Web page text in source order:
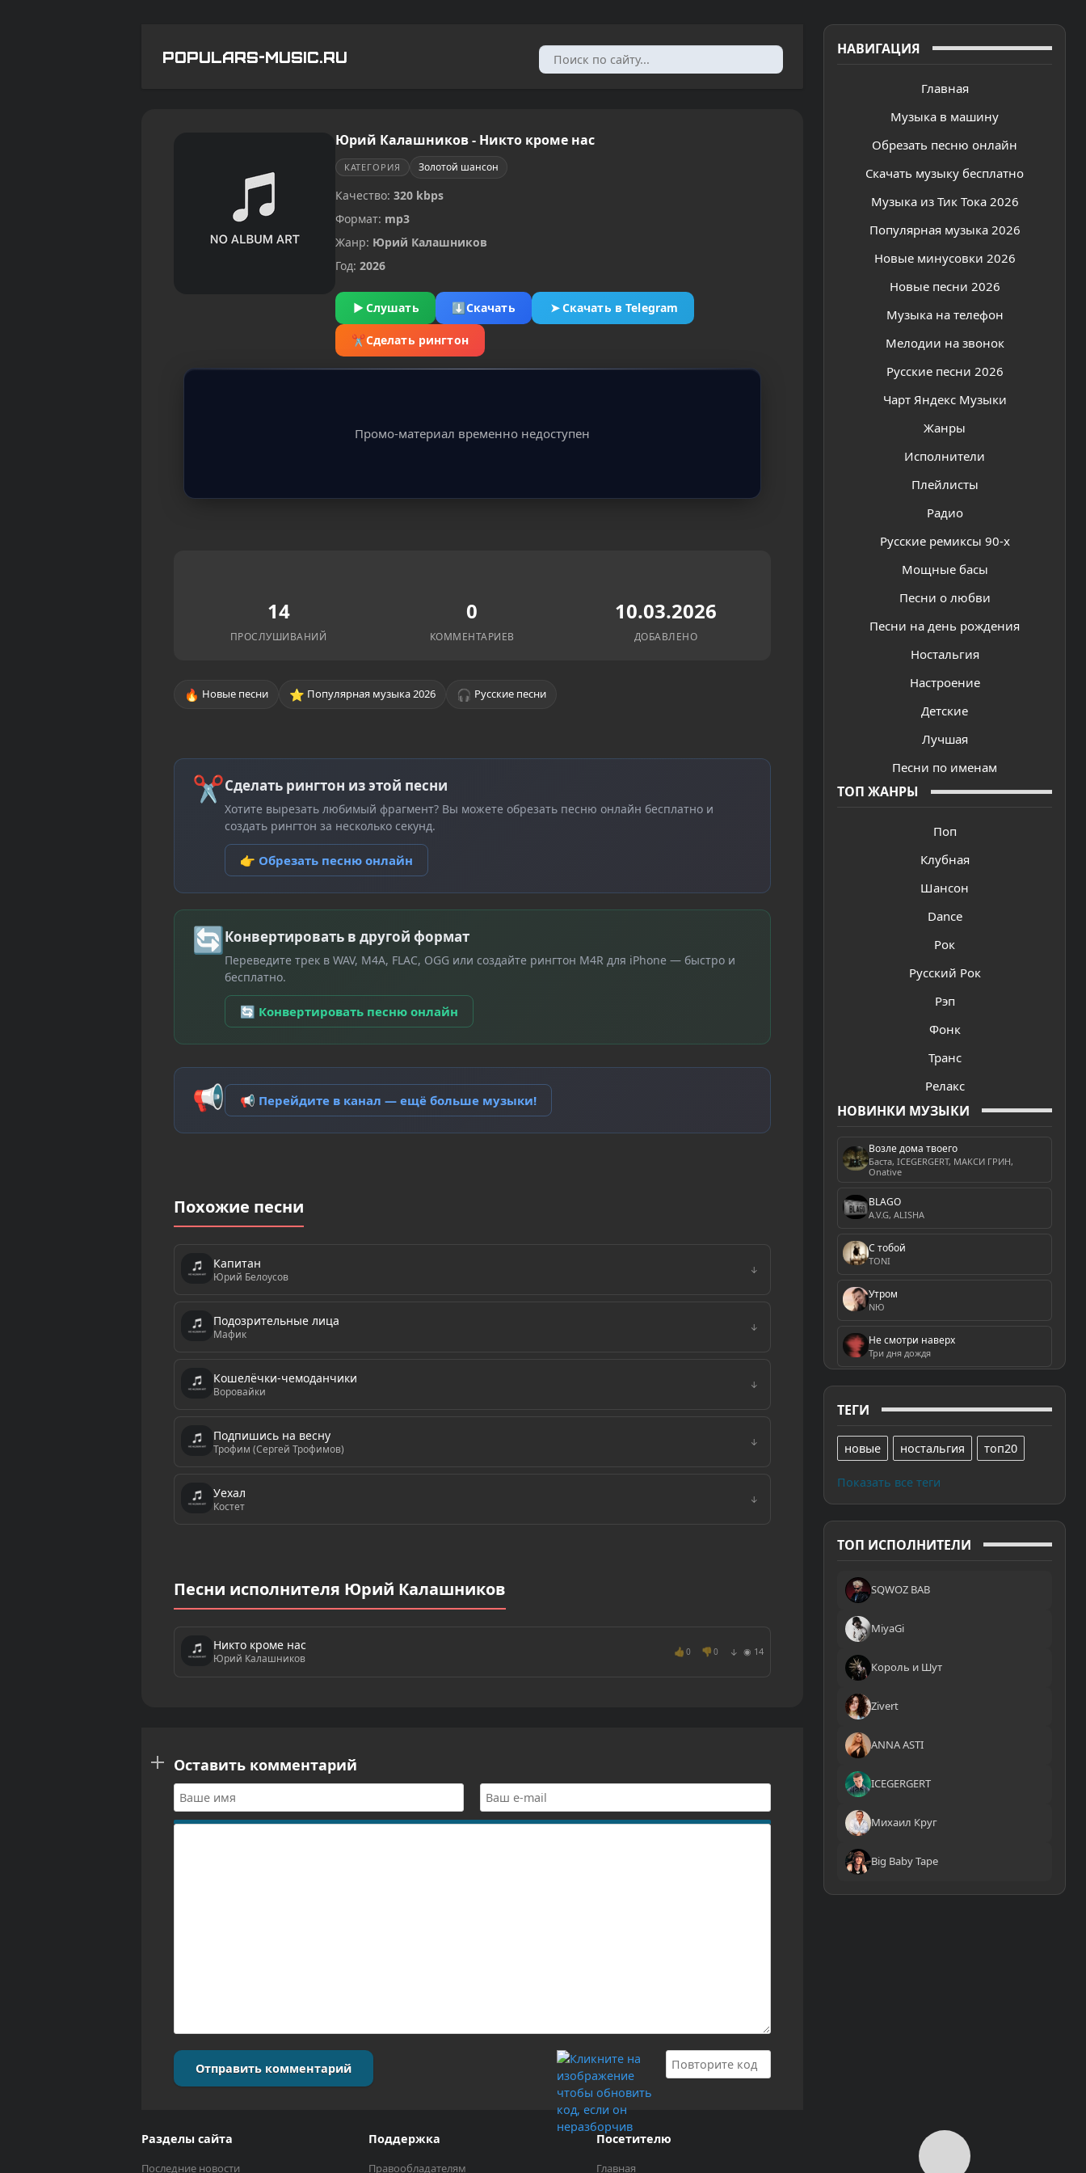
POPULARS-MUSIC.RU НАВИГАЦИЯ
Главная
Музыка в машину
Обрезать песню онлайн
Скачать музыку бесплатно
Музыка из Тик Тока 2026
Популярная музыка 2026
Новые минусовки 2026
Новые песни 2026
Музыка на телефон
Мелодии на звонок
Русские песни 2026
Чарт Яндекс Музыки
Жанры
Исполнители
Плейлисты
Радио
Русские ремиксы 90-х
Мощные басы
Песни о любви
Песни на день рождения
Ностальгия
Настроение
Детские
Лучшая
Песни по именам
ТОП ЖАНРЫ
Поп
Клубная
Шансон
Dance
Рок
Русский Рок
Рэп
Фонк
Транс
Релакс
НОВИНКИ МУЗЫКИ
Возле дома твоего
Баста, ICEGERGERT, МАКСИ ГРИН,
Onative
BLAGO
A.V.G, ALISHA
С тобой
TONI
Утром
NЮ
Не смотри наверх
Три дня дождя
ТЕГИ
новые ностальгия топ20
Показать все теги
ТОП ИСПОЛНИТЕЛИ
SQWOZ BAB
MiyaGi
Король и Шут
Zivert
ANNA ASTI
ICEGERGERT
Михаил Круг
Big Baby Tape
Юрий Калашников - Никто кроме нас
КАТЕГОРИЯ Золотой шансон
Качество: 320 kbps
Формат: mp3
Жанр: Юрий Калашников
Год: 2026
▶ Слушать ⬇Скачать ➤Скачать в Telegram
✂Сделать рингтон
Промо-материал временно недоступен
14
ПРОСЛУШИВАНИЙ
0
КОММЕНТАРИЕВ
10.03.2026
ДОБАВЛЕНО
🔥 Новые песни ⭐ Популярная музыка 2026 🎧 Русские песни
✂Сделать рингтон из этой песни
Хотите вырезать любимый фрагмент? Вы можете обрезать песню онлайн бесплатно и
создать рингтон за несколько секунд.
👉 Обрезать песню онлайн
🔄Конвертировать в другой формат
Переведите трек в WAV, M4A, FLAC, OGG или создайте рингтон M4R для iPhone — быстро и
бесплатно.
🔄 Конвертировать песню онлайн
📢 📢 Перейдите в канал — ещё больше музыки!
Похожие песни
Капитан
Юрий Белоусов ↓
Подозрительные лица
Мафик ↓
Кошелёчки-чемоданчики
Воровайки ↓
Подпишись на весну
Трофим (Сергей Трофимов) ↓
Уехал
Костет ↓
Песни исполнителя Юрий Калашников
Никто кроме нас
Юрий Калашников
👍 0 👎 0 ↓ ◉ 14
Оставить комментарий
Отправить комментарий
Разделы сайта
Последние новости
Поддержка
Правообладателям
Посетителю
Главная